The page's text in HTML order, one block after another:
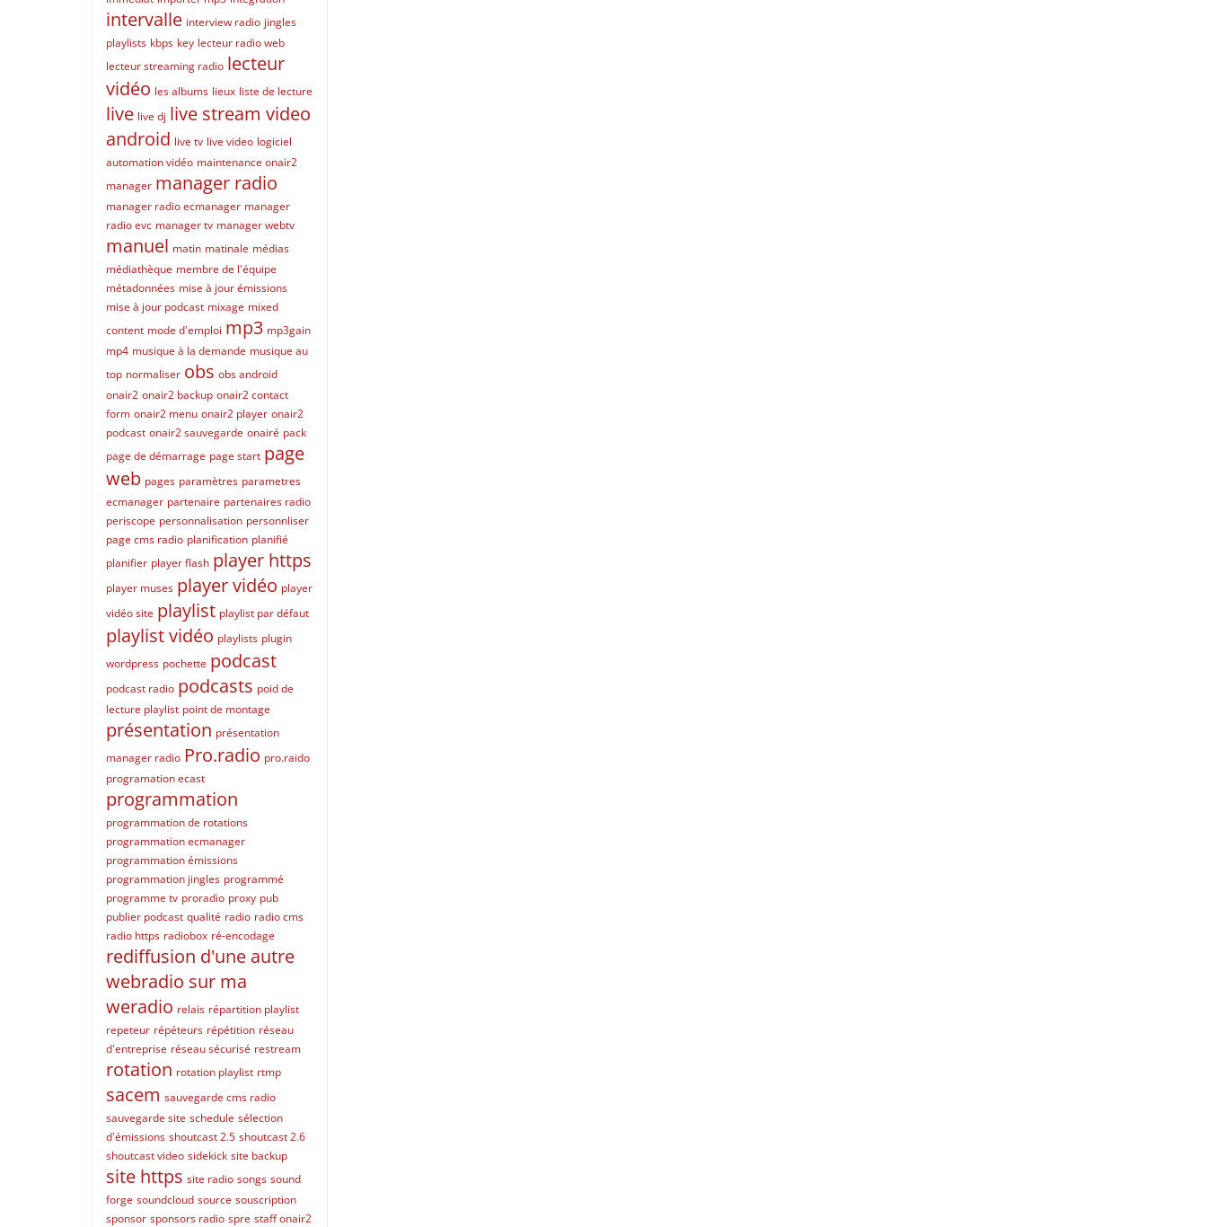
intervalle interview radio jingles
playlists kbps key lecteur radio web
lecteur streaming radio lecteur
vidéo les albums lieux liste de lecture
live live dj live stream video
android live tv live video logiciel
automation vidéo maintenance onair2
manager manager radio
manager radio ecmanager manager
radio evc manager tv manager webtv
manuel matin matinale médias
médiathèque membre de l'équipe
métadonnées mise à jour émissions
mise à jour podcast mixage mixed
content mode d'emploi mp3 mp3gain
mp4 musique à la demande musique au
top normaliser obs obs android
onair2 onair2 backup onair2 contact
form onair2 menu onair2 player onair2
podcast onair2 sauvegarde onairé pack
page de démarrage page start page
web pages paramètres parametres
ecmanager partenaire partenaires radio
periscope personnalisation personnliser
page cms radio planification planifié
planifier player flash player https
player muses player vidéo player
vidéo site playlist playlist par défaut
playlist vidéo playlists plugin
wordpress pochette podcast
podcast radio podcasts poid de
lecture playlist point de montage
présentation présentation
manager radio Pro.radio pro.raido
programation ecast
programmation
programmation de rotations
programmation ecmanager
programmation émissions
programmation jingles programmé
programme tv proradio proxy pub
publier podcast qualité radio radio cms
radio https radiobox ré-encodage
rediffusion d'une autre
webradio sur ma
weradio relais répartition playlist
repeteur répéteurs répétition réseau
d'entreprise réseau sécurisé restream
rotation rotation playlist rtmp
sacem sauvegarde cms radio
sauvegarde site schedule sélection
d'émissions shoutcast 2.5 shoutcast 2.6
shoutcast video sidekick site backup
site https site radio songs sound
forge soundcloud source souscription
sponsor sponsors radio spre staff onair2